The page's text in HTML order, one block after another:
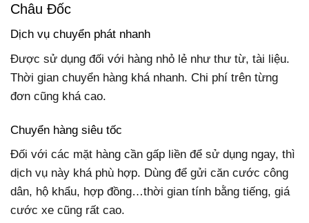
Châu Đốc
Dịch vụ chuyển phát nhanh
Được sử dụng đối với hàng nhỏ lẻ như thư từ, tài liệu.
Thời gian chuyển hàng khá nhanh. Chi phí trên từng
đơn cũng khá cao.
Chuyển hàng siêu tốc
Đối với các mặt hàng cần gấp liền để sử dụng ngay, thì
dịch vụ này khá phù hợp. Dùng để gửi căn cước công
dân, hộ khẩu, hợp đồng…thời gian tính bằng tiếng, giá
cước xe cũng rất cao.